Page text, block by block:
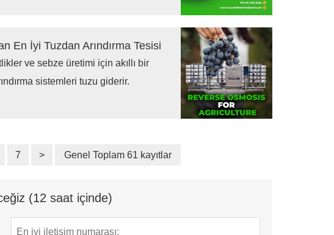
En İyi Tuzdan Arındırma Tesisi
ve sebze üretimi için akıllı bir
sistemleri tuzu giderir.
7 > Genel Toplam 61 kayıtlar
(12 saat içinde)